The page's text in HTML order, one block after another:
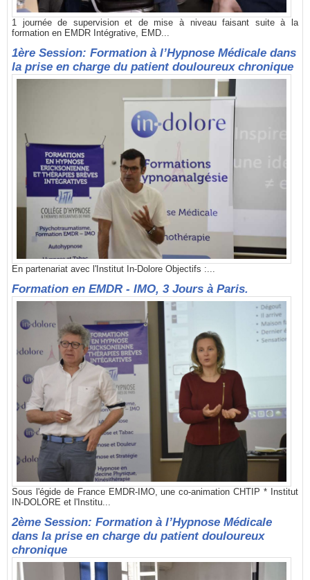
1 journée de supervision et de mise à niveau faisant suite à la
formation en EMDR Intégrative, EMD...
1ère Session: Formation à l’Hypnose Médicale dans
la prise en charge du patient douloureux chronique
En partenariat avec l'Institut In-Dolore Objectifs :...
Formation en EMDR - IMO, 3 Jours à Paris.
Sous l'égide de France EMDR-IMO, une co-animation CHTIP * Institut
IN-DOLORE et l'Institu...
2ème Session: Formation à l’Hypnose Médicale
dans la prise en charge du patient douloureux
chronique